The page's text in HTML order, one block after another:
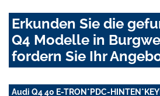
Erkunden Sie die
Q4 Modelle in
fordern Sie Ihr
Audi Q4 40 E-TRON*PDC-